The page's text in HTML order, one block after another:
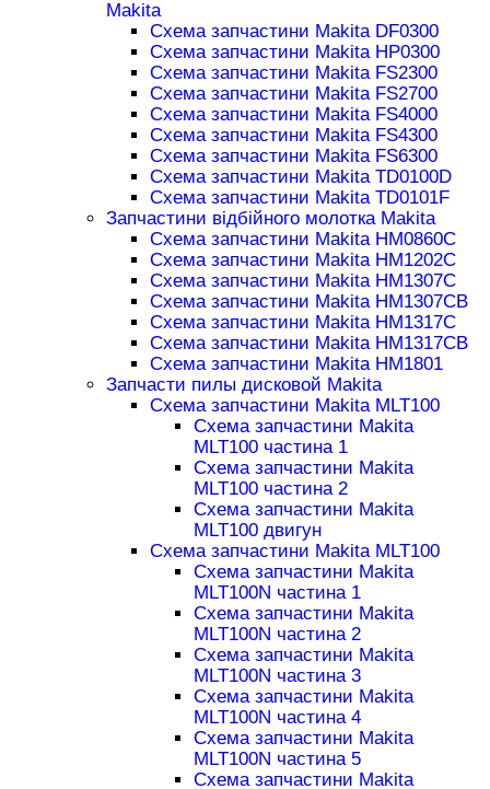
Makita
Схема запчастини Makita DF0300
Схема запчастини Makita HP0300
Схема запчастини Makita FS2300
Схема запчастини Makita FS2700
Схема запчастини Makita FS4000
Схема запчастини Makita FS4300
Схема запчастини Makita FS6300
Схема запчастини Makita TD0100D
Схема запчастини Makita TD0101F
Запчастини відбійного молотка Makita
Схема запчастини Makita HM0860C
Схема запчастини Makita HM1202C
Схема запчастини Makita HM1307C
Схема запчастини Makita HM1307CB
Схема запчастини Makita HM1317C
Схема запчастини Makita HM1317CB
Схема запчастини Makita HM1801
Запчасти пилы дисковой Makita
Схема запчастини Makita MLT100
Схема запчастини Makita
MLT100 частина 1
Схема запчастини Makita
MLT100 частина 2
Схема запчастини Makita
MLT100 двигун
Схема запчастини Makita MLT100
Схема запчастини Makita
MLT100N частина 1
Схема запчастини Makita
MLT100N частина 2
Схема запчастини Makita
MLT100N частина 3
Схема запчастини Makita
MLT100N частина 4
Схема запчастини Makita
MLT100N частина 5
Схема запчастини Makita